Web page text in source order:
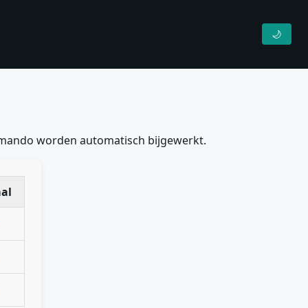
🌙
worden automatisch bijgewerkt.